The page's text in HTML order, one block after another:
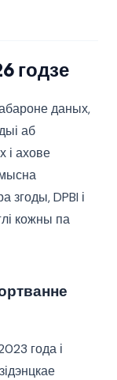
годзе
даных,
аб
і ахове
згоды, DPBI і
кожны па
года і